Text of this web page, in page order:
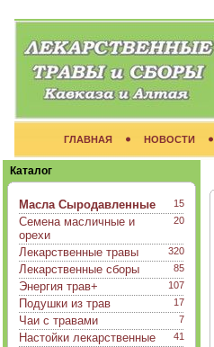
ГЛАВНАЯ НОВОСТИ
Каталог
15
Масла Сыродавленные
20
Семена масличные и
орехи
320
Лекарственные травы
85
Лекарственные сборы
107
Энергия трав+
17
Подушки из трав
7
Чаи с травами
41
Настойки лекарственные